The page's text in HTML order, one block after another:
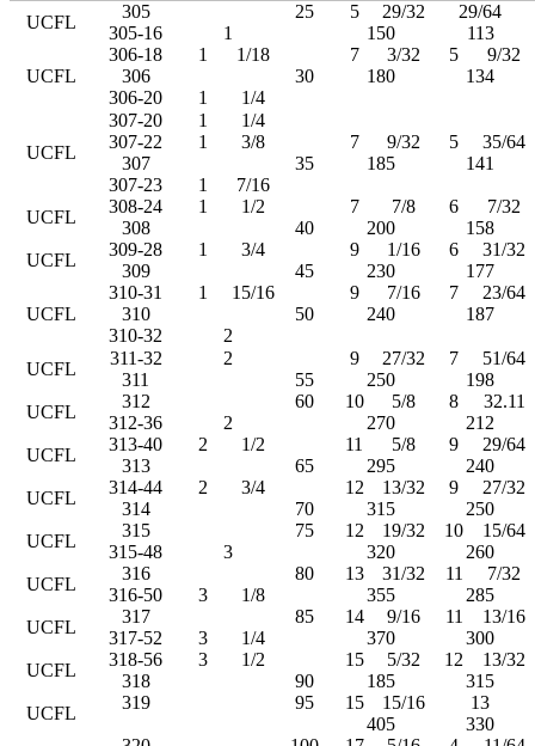
UCFL
305 25 5 29/32
29/64
305-16
1 150 113
UCFL
306-18 1 1/18 7 3/32 5
9/32
306
30 180
134
306-20
1 1/4
UCFL
307-20 1
1/4
307-22
1 3/8 7 9/32 5
35/64
307
35 185
141
307-23
1
7/16
UCFL
308-24 1 1/2 7 7/8 6
7/32
308
40 200
158
UCFL
309-28 1 3/4 9 1/16 6
31/32
309
45 230 177
UCFL
310-31 1 15/16 9 7/16 7
23/64
310
50 240
187
310-32
2
UCFL
311-32 2 9 27/32 7
51/64
311
55 250
198
UCFL
312 60 10 5/8 8
32.11
312-36
2 270
212
UCFL
313-40 2 1/2 11 5/8 9
29/64
313
65 295
240
UCFL
314-44 2 3/4 12 13/32 9
27/32
314
70 315
250
UCFL
315 75 12 19/32 10
15/64
315-48
3 320
260
UCFL
316 80 13 31/32 11
7/32
316-50
3 1/8 355
285
UCFL
317 85 14 9/16 11
13/16
317-52
3 1/4 370
300
UCFL
318-56 3 1/2 15 5/32 12
13/32
318
90 185
315
UCFL
319 95 15 15/16
13
405
330